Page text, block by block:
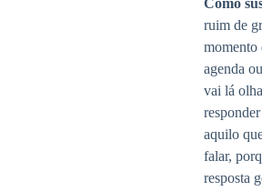
Como
ruim de
momento
agenda
vai lá
aquilo
falar,
resposta